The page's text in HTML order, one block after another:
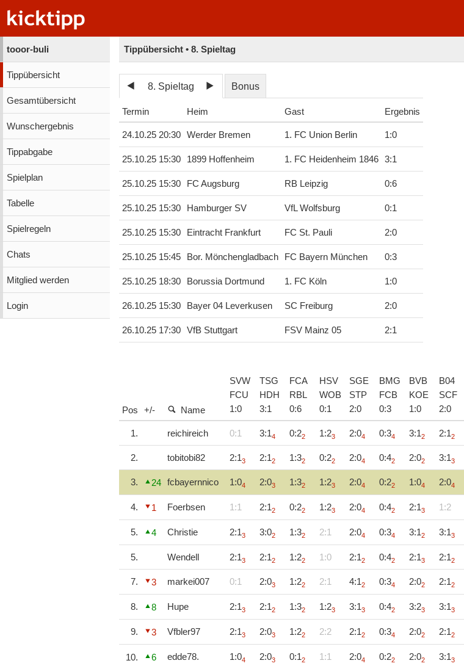
tooor-buli
Tippübersicht
Gesamtübersicht
Wunschergebnis
Tippabgabe
Spielplan
Tabelle
Spielregeln
Chats
Mitglied werden
Login
Tippübersicht • 8. Spieltag
8. Spieltag Bonus
Termin Heim Gast Ergebnis
24.10.25 20:30 Werder Bremen 1. FC Union Berlin 1:0
25.10.25 15:30 1899 Hoffenheim 1. FC Heidenheim 1846 3:1
25.10.25 15:30 FC Augsburg RB Leipzig 0:6
25.10.25 15:30 Hamburger SV VfL Wolfsburg 0:1
25.10.25 15:30 Eintracht Frankfurt FC St. Pauli 2:0
25.10.25 15:45 Bor. Mönchengladbach FC Bayern München 0:3
25.10.25 18:30 Borussia Dortmund 1. FC Köln 1:0
26.10.25 15:30 Bayer 04 Leverkusen SC Freiburg 2:0
26.10.25 17:30 VfB Stuttgart FSV Mainz 05 2:1
Pos +/- Name
SVW
FCU
1:0
TSG
HDH
3:1
FCA
RBL
0:6
HSV
WOB
0:1
SGE
STP
2:0
BMG
FCB
0:3
BVB
KOE
1:0
B04
SCF
2:0
1. reichireich 0:1 3:14 0:22 1:23 2:04 0:34 3:12 2:12
2. tobitobi82 2:13 2:12 1:32 0:22 2:04 0:42 2:02 3:13
3. 24 fcbayernnico 1:04 2:03 1:32 1:23 2:04 0:22 1:04 2:04
4. 1 Foerbsen 1:1 2:12 0:22 1:23 2:04 0:42 2:13 1:2
5. 4 Christie 2:13 3:02 1:32 2:1 2:04 0:34 3:12 3:13
5. Wendell 2:13 2:12 1:22 1:0 2:12 0:42 2:13 2:12
7. 3 markei007 0:1 2:03 1:22 2:1 4:12 0:34 2:02 2:12
8. 8 Hupe 2:13 2:12 1:32 1:23 3:13 0:42 3:23 3:13
9. 3 Vfbler97 2:13 2:03 1:22 2:2 2:12 0:34 2:02 2:12
10. 6 edde78. 1:04 2:03 0:12 1:1 2:04 0:22 2:02 3:13